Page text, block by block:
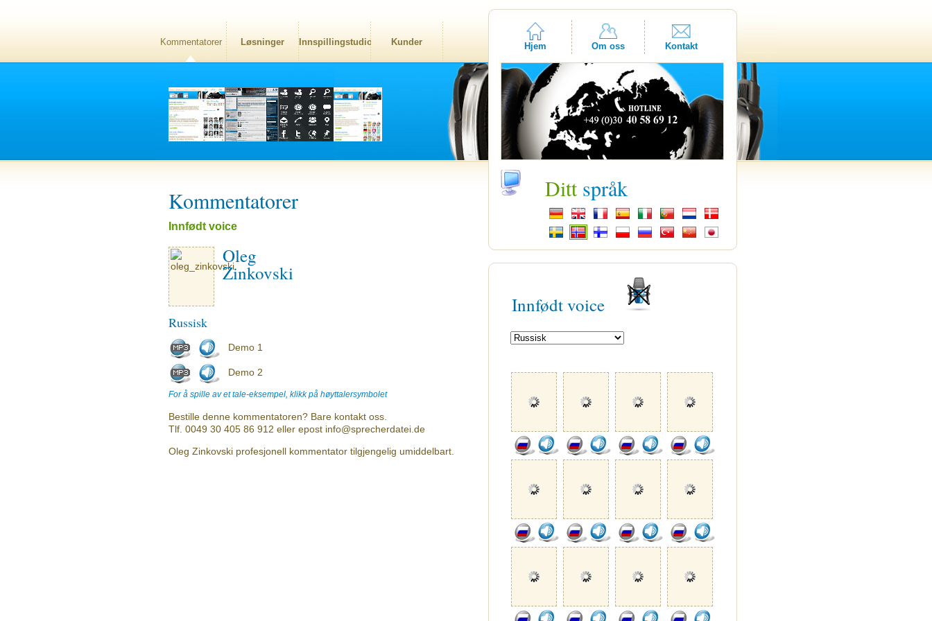
Kommentatorer Løsninger Innspillingstudio Kunder Hjem Om oss Kontakt
Kommentatorer
Innfødt voice
Oleg
Zinkovski
Russisk
Demo 1
Demo 2
For å spille av et tale-eksempel, klikk på høyttalersymbolet
Bestille denne kommentatoren? Bare kontakt oss.
Tlf. 0049 30 405 86 912 eller epost info@sprecherdatei.de
Oleg Zinkovski profesjonell kommentator tilgjengelig umiddelbart.
Ditt språk
Innfødt voice